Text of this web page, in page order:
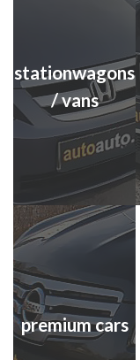
stationwagons
/ vans
premium cars